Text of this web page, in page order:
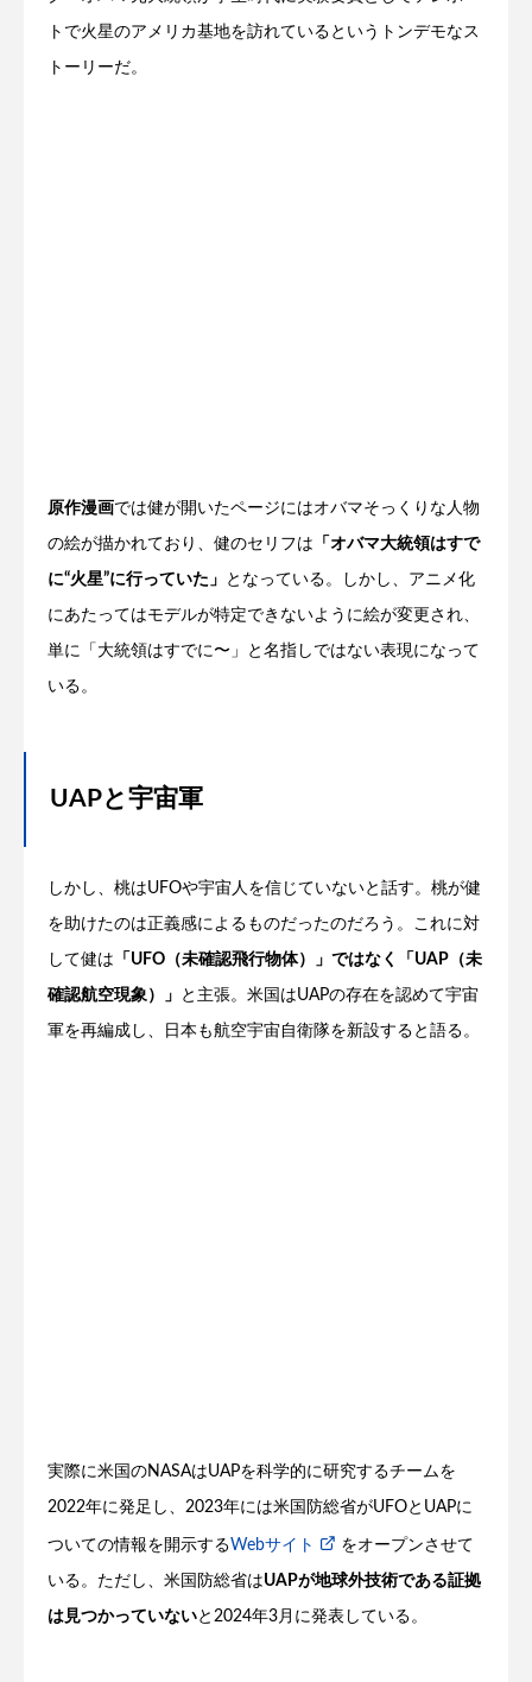
トで火星のアメリカ基地を訪れているというトンデモなス
トーリーだ。
原作漫画では健が開いたページにはオバマそっくりな人物
の絵が描かれており、健のセリフは 「オバマ大統領はすで
に“火星”に行っていた」 となっている。しかし、アニメ化
にあたってはモデルが特定できないように絵が変更され、
単に「大統領はすでに〜」と名指しではない表現になって
いる。
UAPと宇宙軍
しかし、桃はUFOや宇宙人を信じていないと話す。桃が健
を助けたのは正義感によるものだったのだろう。これに対
して健は 「UFO（未確認飛行物体）」ではなく「UAP（未
確認航空現象）」 と主張。米国はUAPの存在を認めて宇宙
軍を再編成し、日本も航空宇宙自衛隊を新設すると語る。
実際に米国のNASAはUAPを科学的に研究するチームを
2022年に発足し、2023年には米国防総省がUFOとUAPに
ついての情報を開示するWebサイト をオープンさせて
いる。ただし、米国防総省はUAPが地球外技術である証拠
は見つかっていないと2024年3月に発表している。